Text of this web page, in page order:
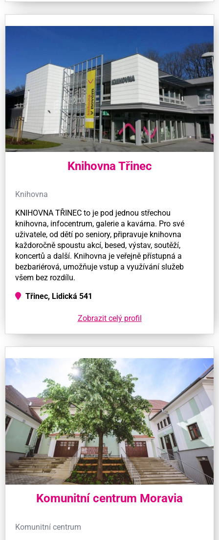
Knihovna Třinec
Knihovna
KNIHOVNA TŘINEC to je pod jednou střechou
knihovna, infocentrum, galerie a kavárna. Pro své
uživatele, od dětí po seniory, připravuje knihovna
každoročně spoustu akcí, besed, výstav, soutěží,
koncertů a další. Knihovna je veřejně přístupná a
bezbariérová, umožňuje vstup a využívání služeb
všem bez rozdílu.
Třinec, Lidická 541
Zobrazit celý profil
Komunitní centrum Moravia
Komunitní centrum